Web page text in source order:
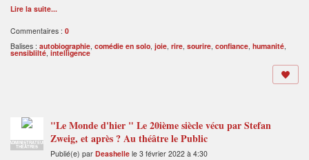
Lire la suite...
Commentaires : 0
Balises : autobiographie, comédie en solo, joie, rire, sourire, confiance, humanité,
sensiblilté, intelligence
ADMINISTRATEUR
THÉÂTRES
"Le Monde d'hier " Le 20ième siècle vécu par Stefan
Zweig, et après ? Au théâtre le Public
Publié(e) par Deashelle le 3 février 2022 à 4:30